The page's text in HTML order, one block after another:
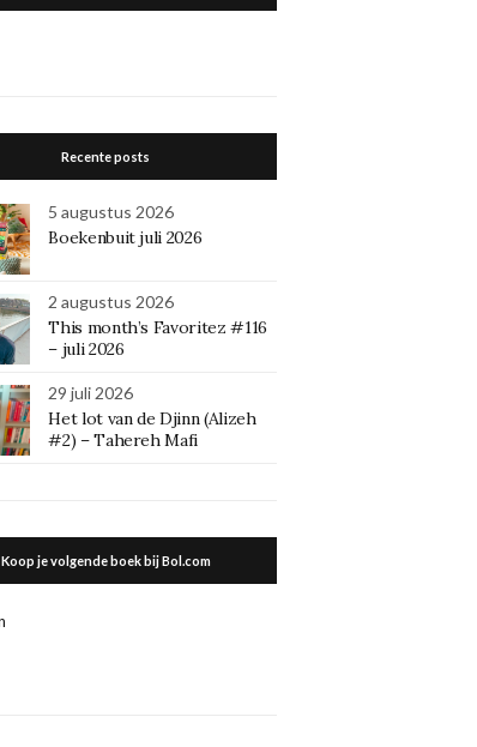
Recente posts
5 augustus 2026
Boekenbuit juli 2026
2 augustus 2026
This month’s Favoritez #116
– juli 2026
29 juli 2026
Het lot van de Djinn (Alizeh
#2) – Tahereh Mafi
Koop je volgende boek bij Bol.com